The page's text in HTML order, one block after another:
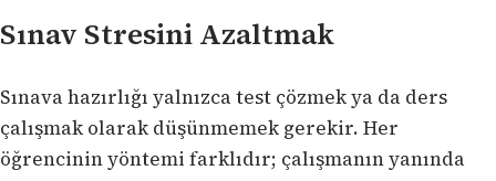
Sınav Stresini Azaltmak
Sınava hazırlığı yalnızca test çözmek ya da ders
çalışmak olarak düşünmemek gerekir. Her
öğrencinin yöntemi farklıdır; çalışmanın yanında